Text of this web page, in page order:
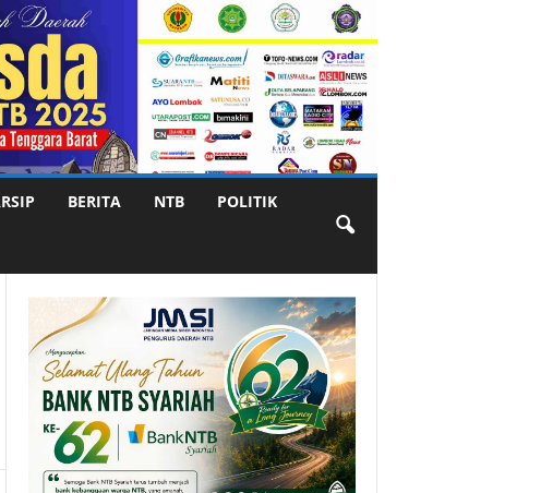
BERITA NTB POLITIK